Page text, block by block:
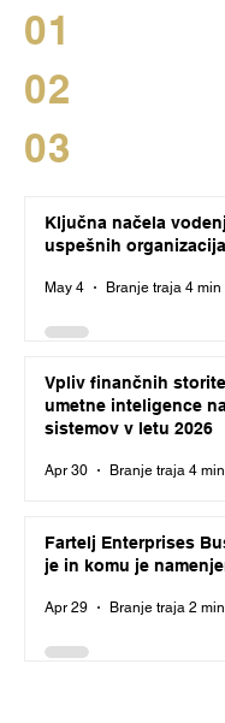
01
02
03
Ključna načela
uspešnih
May 4 Branje traja 4 min
Vpliv finančnih
umetne inteligence
sistemov v letu 2026
Apr 30 Branje traja 4 min
Fartelj Enterprises
je in komu je
Apr 29 Branje traja 2 min